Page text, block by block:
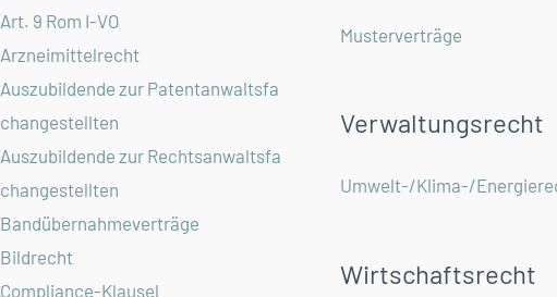
Art. 9 Rom I-VO
Arzneimittelrecht
Auszubildende zur Patentanwaltsfa
changestellten
Auszubildende zur Rechtsanwaltsfa
changestellten
Bandübernahmeverträge
Bildrecht
Compliance-Klausel
Musterverträge
Verwaltungsrecht
Umwelt-/Klima-/
Wirtschaftsrecht